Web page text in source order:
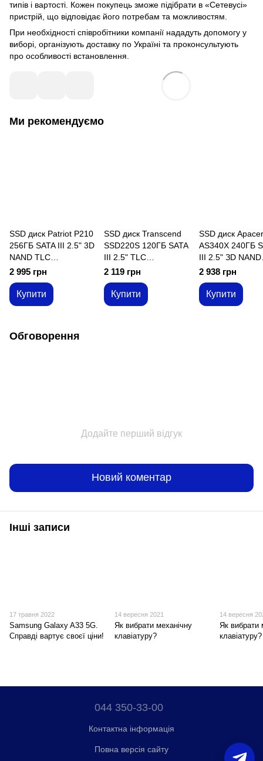
типів і вартості. Кожен покупець зможе підібрати в «Сетевусі»
пристрій, що відповідає його потребам та можливостям.
При необхідності співробітники компанії нададуть допомогу у
виборі, організують доставку по Україні та проконсультують
про особливості встановлення.
Ми рекомендуємо
SSD диск Patriot P210
256ГБ SATA III 2.5" 3D
NAND TLC
(P210S256G25)
2 995 грн
Купити
SSD диск Transcend
SSD220S 120ГБ SATA
III 2.5" TLC
(TS120GSSD220S)
2 119 грн
Купити
SSD диск Apacer
AS340X 240ГБ
III 2.5" ЗD NAND
2 938 грн
Купити
Обговорення
Додайте перший відгук
Новий коментар
Інші записи
17 травня 2022
Samsung Galaxy A33 5G.
Справді вартує своєї ціни!
14 вересня 2021
Як вибрати механічну
клавіатуру?
14 вересня
Як вибрати
клавіатуру?
044 350-33-00
Контактна інформація
Повна версія сайту